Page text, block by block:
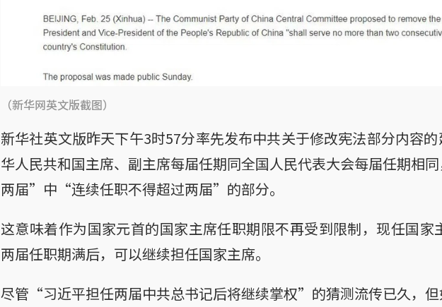
（新华网英文版截图）
新华社英文版昨天下午3时57分率先发布中共关于修改宪法部分内容
华人民共和国主席、副主席每届任期同全国人民代表大会每届任期相
两届”中“连续任职不得超过两届”的部分。
这意味着作为国家元首的国家主席任职期限不再受到限制，现任国家
两届任职期满后，可以继续担任国家主席。
尽管“习近平担任两届中共总书记后将继续掌权”的猜测流传已久，